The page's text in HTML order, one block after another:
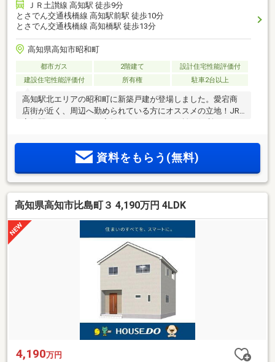
ＪＲ土讃線 高知駅 徒歩9分
とさでん交通桟橋線 高知駅前駅 徒歩10分
とさでん交通桟橋線 高知橋駅 徒歩13分
高知県高知市昭和町
都市ガス 2階建て
設計住宅性能評価付
建設住宅性能評価付
所有権 駐車2台以上
高知駅北エリアの昭和町に新築戸建が登場しました。愛宕商
店街が近く、周辺へ勤められている方にオススメの立地！JR
スペース付きで収納にも困りません♪
資料をもらう(無料)
高知県高知市比島町３ 4,190万円 4LDK
4,190万円